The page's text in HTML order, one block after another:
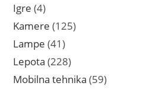
Igre 44
proizvoda
Kamere 125125
Lampe 4141
proizvod
Lepota 228228
proizvoda
Mobilna tehnika 5959